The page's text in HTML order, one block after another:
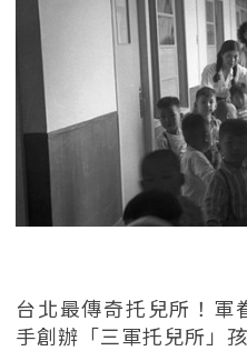
台北最傳奇托兒所！軍
手創辦「三軍托兒所」